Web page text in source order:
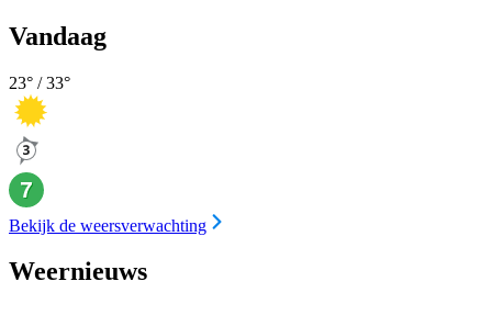
Vandaag
23° /33°
Bekijk de weersverwachting
Weernieuws